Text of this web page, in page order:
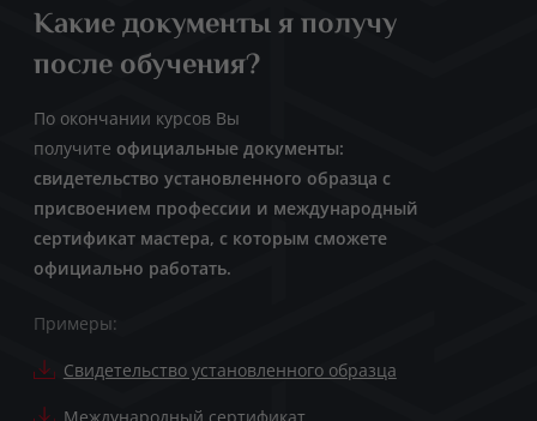
Какие документы я получу
после обучения?
По окончании курсов Вы
получите официальные документы:
свидетельство установленного образца с
присвоением профессии и международный
сертификат мастера, с которым сможете
официально работать.
Примеры:
Свидетельство установленного образца
Международный сертификат